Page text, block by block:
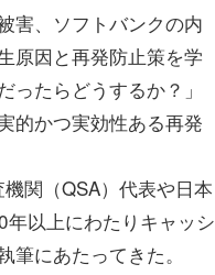
害、ソフトバンクの内
原因と再発防止策を学
たらどうするか？」
的かつ実効性ある再発
関（QSA）代表や日本
以上にわたりキャッシ
にあたってきた。